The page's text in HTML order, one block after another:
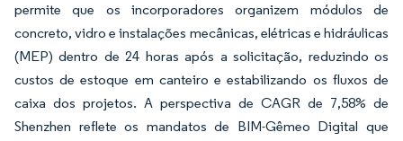
permite que os incorporadores organizem módulos de
concreto, vidro e instalações mecânicas, elétricas e hidráulicas
(MEP) dentro de 24 horas após a solicitação, reduzindo os
custos de estoque em canteiro e estabilizando os fluxos de
caixa dos projetos. A perspectiva de CAGR de 7,58% de
Shenzhen reflete os mandatos de BIM-Gêmeo Digital que